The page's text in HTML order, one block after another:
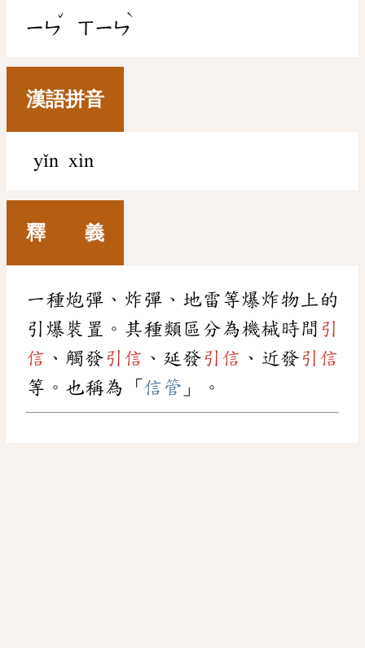
ㄧㄣ
ˇ
ㄒㄧㄣ
ˋ
漢語拼音
yǐn xìn
釋 義
一種炮彈、炸彈、地雷等爆炸物上的
引爆裝置。其種類區分為機械時間 引
信 、觸發引信 、延發引信 、近發引信
等。也稱為「 信管 」。